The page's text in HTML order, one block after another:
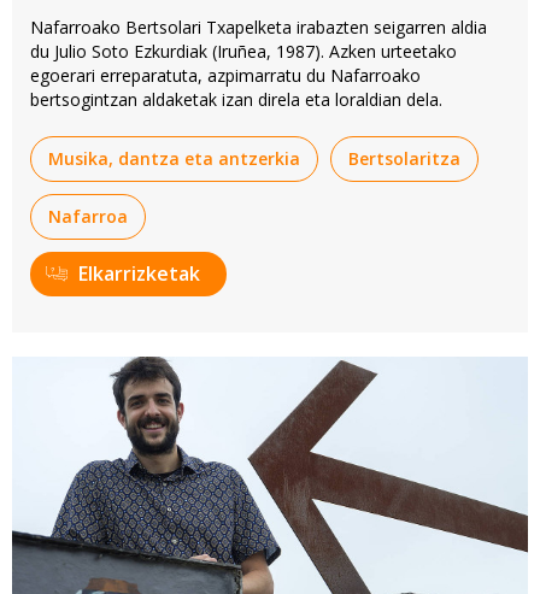
Nafarroako Bertsolari Txapelketa irabazten seigarren aldia
du Julio Soto Ezkurdiak (Iruñea, 1987). Azken urteetako
egoerari erreparatuta, azpimarratu du Nafarroako
bertsogintzan aldaketak izan direla eta loraldian dela.
Musika, dantza eta antzerkia Bertsolaritza
Nafarroa
Elkarrizketak